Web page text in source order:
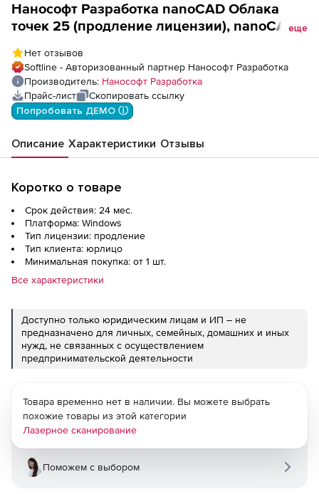
Нанософт Разработка nanoCAD Облака
точек 25 (продление лицензии), nanoCAD
сетевая лицензия (доп. место) на 2 года
еще
Нет отзывов
Softline - Авторизованный партнер Нанософт Разработка
Производитель: Нанософт Разработка
Прайс-лист
Скопировать ссылку
Попробовать ДЕМО ⓘ
Описание Характеристики Отзывы
Коротко о товаре
Срок действия: 24 мес.
Платформа: Windows
Тип лицензии: продление
Тип клиента: юрлицо
Минимальная покупка: от 1 шт.
Все характеристики
Доступно только юридическим лицам и ИП – не
предназначено для личных, семейных, домашних и иных
нужд, не связанных с осуществлением
предпринимательской деятельности
Товара временно нет в наличии. Вы можете выбрать
похожие товары из этой категории
Лазерное сканирование
Поможем с выбором